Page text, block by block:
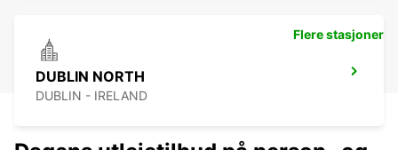
DUBLIN NORTH
DUBLIN - IRELAND
Flere stasjoner